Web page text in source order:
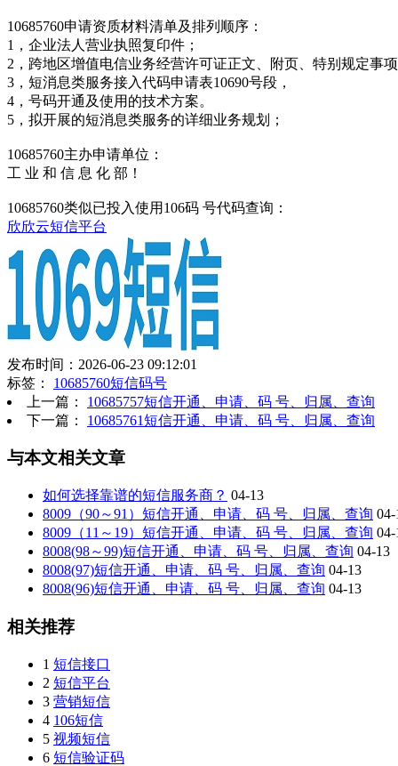
10685760申请资质材料清单及排列顺序：
1，企业法人营业执照复印件；
2，跨地区增值电信业务经营许可证正文、附页、特别规定事
3，短消息类服务接入代码申请表10690号段，
4，号码开通及使用的技术方案。
5，拟开展的短消息类服务的详细业务规划；
10685760主办申请单位：
工 业 和 信 息 化 部！
10685760类似已投入使用106码 号代码查询：
欣欣云短信平台
发布时间：2026-06-23 09:12:01
标签： 10685760短信码号
上一篇： 10685757短信开通、申请、码 号、归属、查询
下一篇： 10685761短信开通、申请、码 号、归属、查询
与本文相关文章
如何选择靠谱的短信服务商？ 04-13
8009（90～91）短信开通、申请、码 号、归属、查询 04-
8009（11～19）短信开通、申请、码 号、归属、查询 04-
8008(98～99)短信开通、申请、码 号、归属、查询 04-13
8008(97)短信开通、申请、码 号、归属、查询 04-13
8008(96)短信开通、申请、码 号、归属、查询 04-13
相关推荐
1 短信接口
2 短信平台
3 营销短信
4 106短信
5 视频短信
6 短信验证码